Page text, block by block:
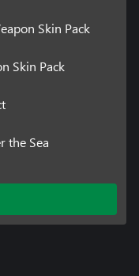
Skin Pack
Skin Pack
the Sea